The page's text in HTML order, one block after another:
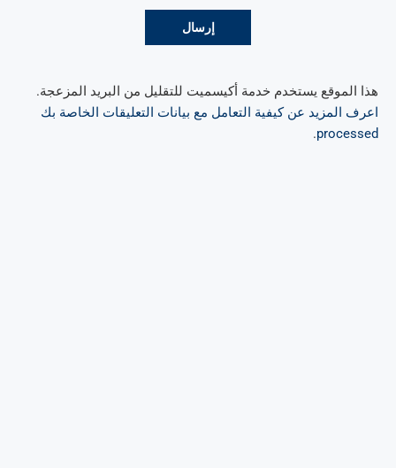
هذا الموقع يستخدم خدمة أكيسميت للتقليل من البريد المزعجة.
اعرف المزيد عن كيفية التعامل مع بيانات التعليقات الخاصة بك
processed
.